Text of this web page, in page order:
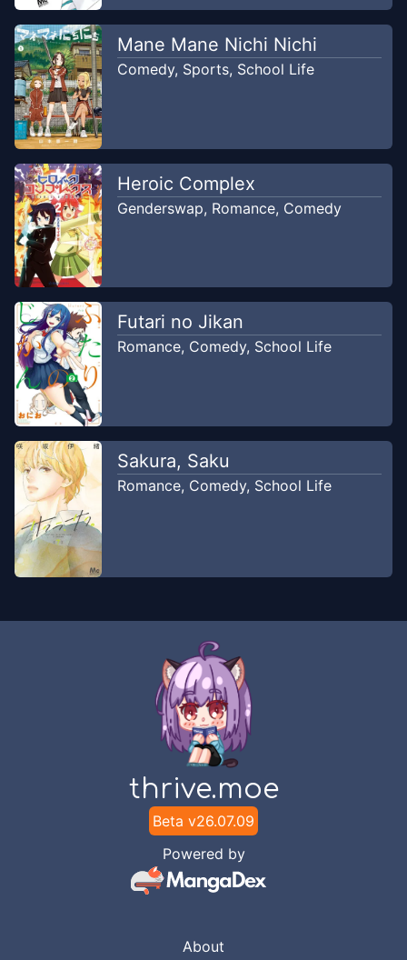
Mane Mane Nichi Nichi
Comedy, Sports, School Life
Heroic Complex
Genderswap, Romance, Comedy
Futari no Jikan
Romance, Comedy, School Life
Sakura, Saku
Romance, Comedy, School Life
thrive.moe
Beta v26.07.09
Powered by
About